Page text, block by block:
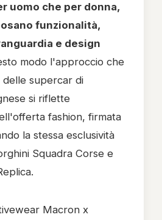
uomo che per donna,
funzionalità,
e design
modo l'approccio che
supercar di
si riflette
fashion, firmata
la stessa esclusività
Squadra Corse e
Macron x